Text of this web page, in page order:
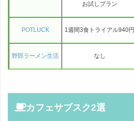
お試しプラン
POTLUCK 1週間3食トライアル940円
野郎ラーメン生活 なし
カフェサブスク2選